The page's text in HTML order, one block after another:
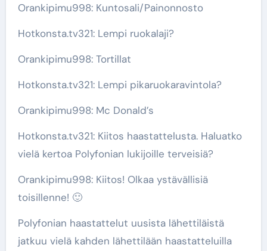
Orankipimu998: Kuntosali/Painonnosto
Hotkonsta.tv321: Lempi ruokalaji?
Orankipimu998: Tortillat
Hotkonsta.tv321: Lempi pikaruokaravintola?
Orankipimu998: Mc Donald’s
Hotkonsta.tv321: Kiitos haastattelusta. Haluatko
vielä kertoa Polyfonian lukijoille terveisiä?
Orankipimu998: Kiitos! Olkaa ystävällisiä
toisillenne! 🙂
Polyfonian haastattelut uusista lähettiläistä
jatkuu vielä kahden lähettilään haastatteluilla